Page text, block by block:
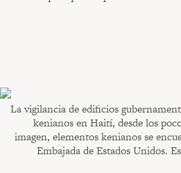
La vigilancia de edificios
kenianos en Haití, desde los
imagen, elementos kenianos se
Embajada de Estados Unidos.